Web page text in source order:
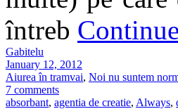
întreb
Gabitelu
January 12, 2012
Aiurea în tramvai, Noi nu suntem
7 comments
absorbant, agentia de creatie, Always,